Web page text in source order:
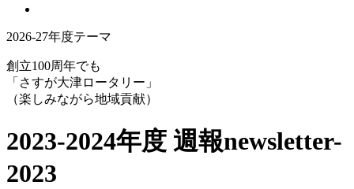
2026-27年度テーマ
創立100周年でも
「さすが大津ロータリー」
（楽しみながら地域貢献）
2023-2024年度 週報newsletter-
2023